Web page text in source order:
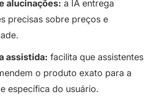
alucinações: a IA entrega
precisas sobre preços e
assistida: facilita que assistentes
o produto exato para a
específica do usuário.